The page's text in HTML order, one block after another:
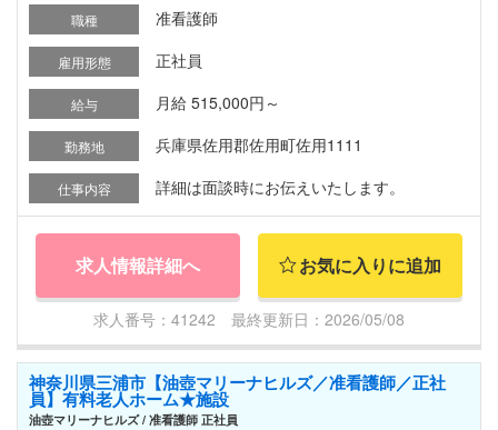
職種 准看護師
雇用形態 正社員
給与 月給 515,000円～
勤務地 兵庫県佐用郡佐用町佐用1111
仕事内容 詳細は面談時にお伝えいたします。
求人情報詳細へ お気に入りに追加
求人番号：41242 最終更新日：2026/05/08
神奈川県三浦市【油壺マリーナヒルズ／准看護師／正社
員】有料老人ホーム★施設
油壺マリーナヒルズ / 准看護師 正社員